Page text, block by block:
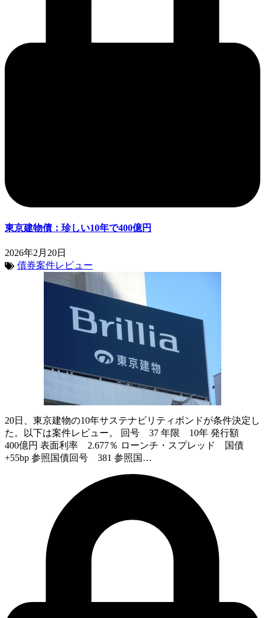
東京建物債：珍しい10年で400億円
2026年2月20日
債券案件レビュー
20日、東京建物の10年サステナビリティボンドが条件決定し
た。以下は案件レビュー。 回号 37 年限 10年 発行額
400億円 表面利率 2.677％ ローンチ・スプレッド 国債
+55bp 参照国債回号 381 参照国…